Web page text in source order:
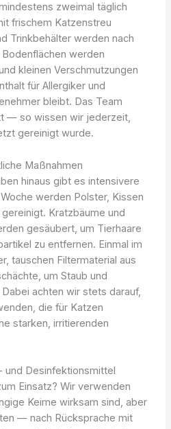
zweimal täglich
frischem Katzenstreu
Trinkbehälter werden nach
werden
kleinen Verschmutzungen
für Allergiker und
bleibt. Das Team
— so wissen wir jederzeit,
gereinigt wurde.
Maßnahmen
hinaus gibt es intensivere
werden Polster, Kissen
Kratzbäume und
gesäubert, um Tierhaare
zu entfernen. Einmal im
tauschen Filtermaterial aus
um Staub und
achten wir stets darauf,
die für Katzen
starken, irritierenden
und Desinfektionsmittel
Einsatz? Wir verwenden
Keime wirksam sind, aber
— nach Rücksprache mit